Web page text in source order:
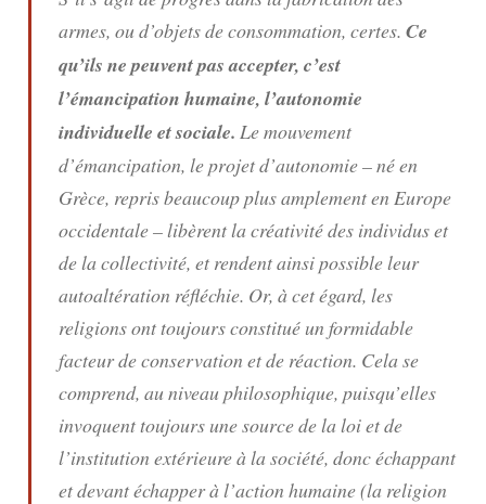
armes, ou d’objets de consommation, certes. Ce
qu’ils ne peuvent pas accepter, c’est
l’émancipation humaine, l’autonomie
individuelle et sociale. Le mouvement
d’émancipation, le projet d’autonomie – né en
Grèce, repris beaucoup plus amplement en Europe
occidentale – libèrent la créativité des individus et
de la collectivité, et rendent ainsi possible leur
autoaltération réfléchie. Or, à cet égard, les
religions ont toujours constitué un formidable
facteur de conservation et de réaction. Cela se
comprend, au niveau philosophique, puisqu’elles
invoquent toujours une source de la loi et de
l’institution extérieure à la société, donc échappant
et devant échapper à l’action humaine (la religion